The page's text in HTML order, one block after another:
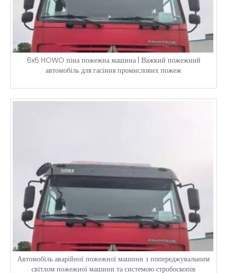
6x6 HOWO піна пожежна машина | Важкий пожежний
автомобіль для гасіння промислових пожеж
Автомобіль аварійної пожежної машини з попереджувальним
світлом пожежної машини та системою стробоскопів